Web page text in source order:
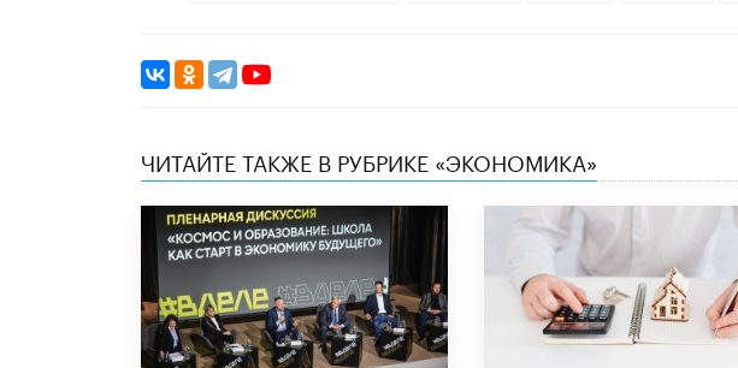
ЧИТАЙТЕ ТАКЖЕ В РУБРИКЕ «ЭКОНОМИКА»